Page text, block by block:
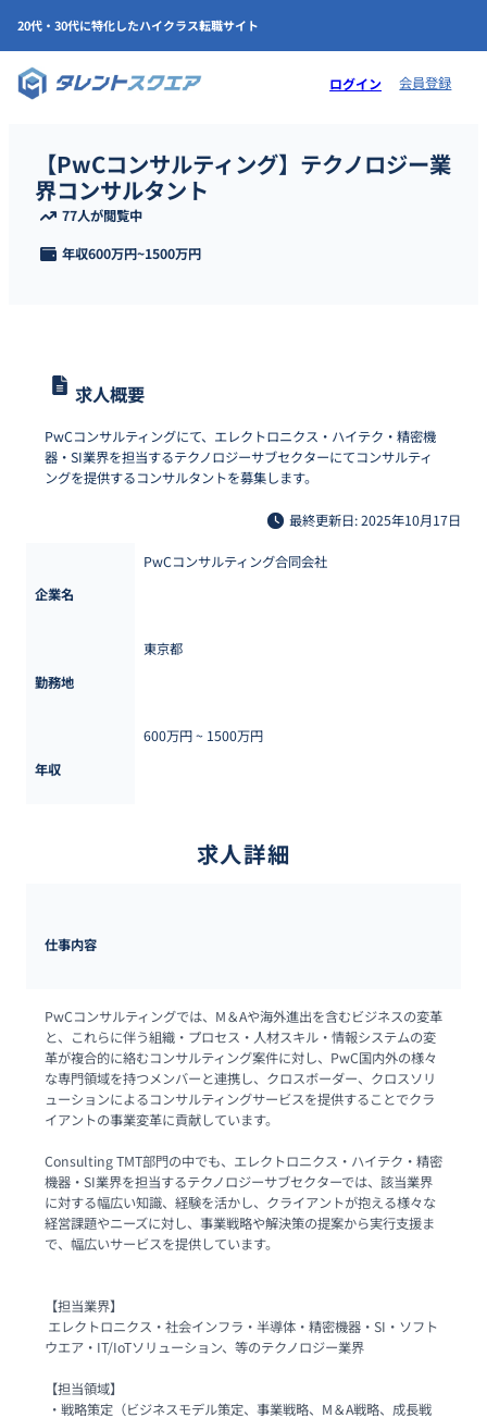
20代・30代に特化したハイクラス転職サイト
ログイン 会員登録
【PwCコンサルティング】テクノロジー業
界コンサルタント
77人が閲覧中
年収600万円~1500万円
求人概要
PwCコンサルティングにて、エレクトロニクス・ハイテク・精密機
器・SI業界を担当するテクノロジーサブセクターにてコンサルティ
ングを提供するコンサルタントを募集します。
最終更新日: 2025年10月17日
企業名
PwCコンサルティング合同会社
勤務地
東京都
年収
600万円 ~ 1500万円
求人詳細
仕事内容
PwCコンサルティングでは、M＆Aや海外進出を含むビジネスの変革
と、これらに伴う組織・プロセス・人材スキル・情報システムの変
革が複合的に絡むコンサルティング案件に対し、PwC国内外の様々
な専門領域を持つメンバーと連携し、クロスボーダー、クロスソリ
ューションによるコンサルティングサービスを提供することでクラ
イアントの事業変革に貢献しています。
Consulting TMT部門の中でも、エレクトロニクス・ハイテク・精密
機器・SI業界を担当するテクノロジーサブセクターでは、該当業界
に対する幅広い知識、経験を活かし、クライアントが抱える様々な
経営課題やニーズに対し、事業戦略や解決策の提案から実行支援ま
で、幅広いサービスを提供しています。
【担当業界】
ウエア・IT/IoTソリューション、等のテクノロジー業界
【担当領域】